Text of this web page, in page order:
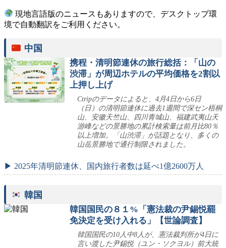
現地言語版のニュースもありますので、デスクトップ環
境で自動翻訳をご利用ください。
中国
携程・清明節連休の旅行総括：「山の
渋滞」が周辺ホテルの平均価格を2割以
上押し上げ
Ctripのデータによると、4月4日から6日
（日）の清明節連休に過去1週間で深セン梧桐
山、安徽天竺山、四川青城山、福建武夷山天
游峰などの景勝地の累計検索量は前月比80％
以上増加。「山渋滞」が話題となり、多くの
山岳景勝地で通行制限されました。
▶ 2025年清明節連休、国内旅行者数は延べ1億2600万人
韓国
韓国国民の８１%「憲法裁の尹錫悦罷
免決定を受け入れる」【世論調査】
韓国国民の10人中8人が、憲法裁判所が4日に
言い渡した尹錫悦（ユン・ソクヨル）前大統